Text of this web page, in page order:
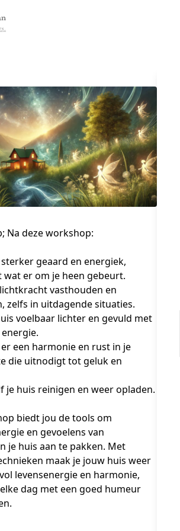
Na deze workshop:
geaard en energiek,
wat er om je heen gebeurt.
vasthouden en
zelfs in uitdagende situaties.
voelbaar lichter en gevuld met
een harmonie en rust in je
die uitnodigt tot geluk en
je huis reinigen en weer opladen.
biedt jou de tools om
en gevoelens van
je huis aan te pakken. Met
maak je jouw huis weer
levensenergie en harmonie,
dag met een goed humeur